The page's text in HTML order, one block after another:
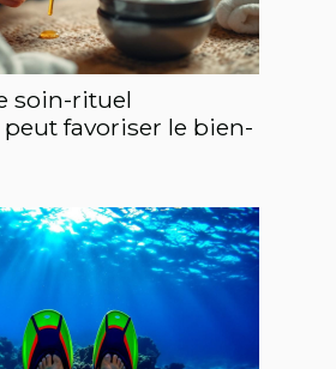
soin-rituel
favoriser le bien-